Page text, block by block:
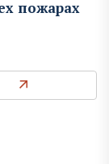
пожарах